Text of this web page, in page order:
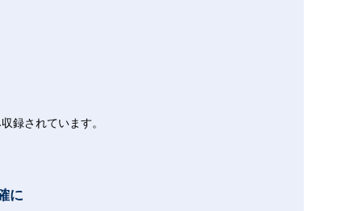
録されています。
に